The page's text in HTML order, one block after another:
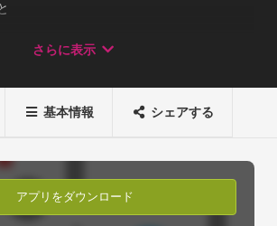
なり、
見つけ出してください。
ステージで、
誰でも楽しめます。■充実したチュートリ
さらに表示
基本情報 シェアする
アプリをダウンロード